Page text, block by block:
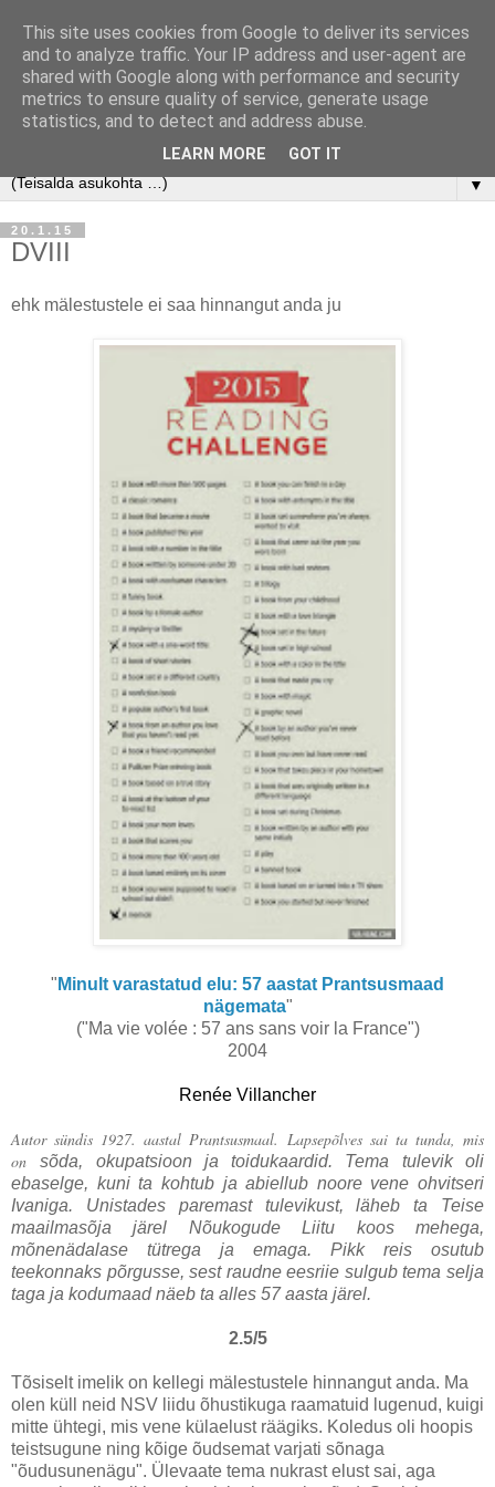
▼
20.1.15
DVIII
ehk mälestustele ei saa hinnangut anda ju
" Minult varastatud elu: 57 aastat Prantsusmaad
nägemata"
("Ma vie volée : 57 ans sans voir la France")
2004
Renée Villancher
Autor sündis 1927. aastal Prantsusmaal. Lapsepõlves sai ta tunda, mis
onsõda, okupatsioon ja toidukaardid. Tema tulevik oli
ebaselge, kuni ta kohtub ja abiellub noore vene ohvitseri
Ivaniga. Unistades paremast tulevikust,läheb ta Teise
maailmasõja järel Nõukogude Liitu koos mehega,
mõnenädalase tütrega ja emaga. Pikk reis osutub
teekonnaks põrgusse, sest raudne eesriie sulgub tema selja
taga ja kodumaad näeb ta alles 57 aasta järel.
2.5/5
Tõsiselt imelik on kellegi mälestustele hinnangut anda. Ma
olen küll neid NSV liidu õhustikuga raamatuid lugenud, kuigi
mitte ühtegi, mis vene külaelust räägiks. Koledus oli hoopis
teistsugune ning kõige õudsemat varjati sõnaga
"õudusunenägu". Ülevaate tema nukrast elust sai, aga
This site uses cookies from Google to deliver its services
and to analyze traffic. Your IP address and user-agent are
shared with Google along with performance and security
metrics to ensure quality of service, generate usage
statistics, and to detect and address abuse.
LEARN MORE GOT IT